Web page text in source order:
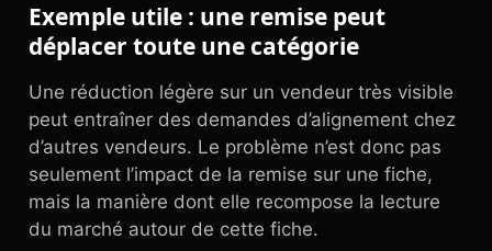
Exemple utile : une remise peut
déplacer toute une catégorie
Une réduction légère sur un vendeur très visible
peut entraîner des demandes d’alignement chez
d’autres vendeurs. Le problème n’est donc pas
seulement l’impact de la remise sur une fiche,
mais la manière dont elle recompose la lecture
du marché autour de cette fiche.